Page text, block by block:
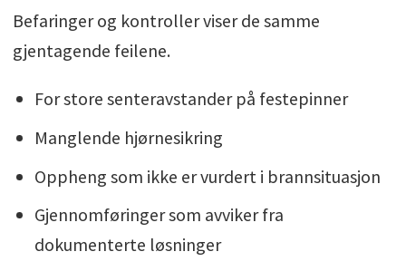
Befaringer og kontroller viser de samme
gjentagende feilene.
For store senteravstander på festepinner
Manglende hjørnesikring
Oppheng som ikke er vurdert i brannsituasjon
Gjennomføringer som avviker fra
dokumenterte løsninger